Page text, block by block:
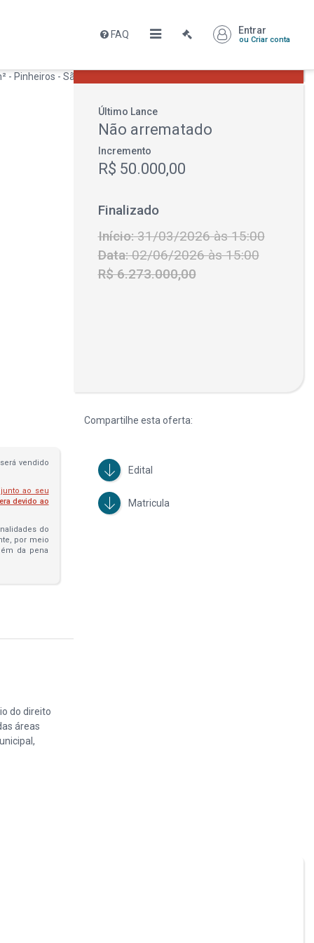
FAQ Entrar
ou Criar conta
Leilão encerrado
vendido
ao seu
devido ao
do
por meio
da pena
do direito
áreas
Último Lance
Não arrematado
Incremento
R$ 50.000,00
Finalizado
Início:31/03/2026 às 15:00
Data:02/06/2026 às 15:00
R$ 6.273.000,00
Compartilhe esta oferta:
Edital
Matricula